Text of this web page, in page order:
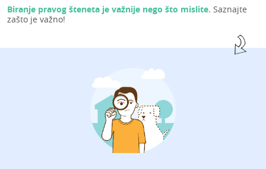
Biranje pravog šteneta je važnije nego što mislite. Saznajte
zašto je važno!